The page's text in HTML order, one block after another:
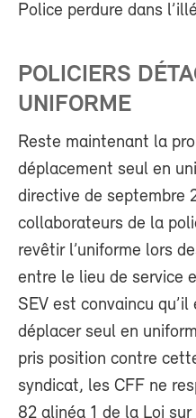
Police perdure dans
POLICIERS
UNIFORME
Reste maintenant la
déplacement seul en
directive de septembre
collaborateurs de la
revêtir l’uniforme lors
entre le lieu de service
SEV est convaincu
déplacer seul en
pris position contre
syndicat, les CFF ne
82 alinéa 1 de la Loi